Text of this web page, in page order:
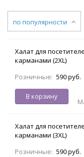
по популярности
Халат для
карманами (2XL)
Розничные: 590 руб.
В корзину
Халат для
карманами (3XL)
Розничные: 590 руб.